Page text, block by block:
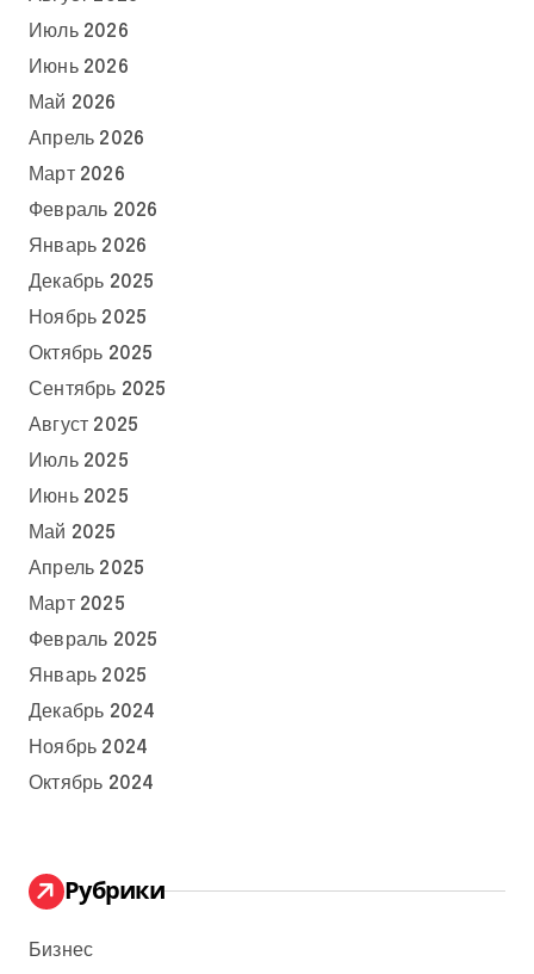
Июль 2026
Июнь 2026
Май 2026
Апрель 2026
Март 2026
Февраль 2026
Январь 2026
Декабрь 2025
Ноябрь 2025
Октябрь 2025
Сентябрь 2025
Август 2025
Июль 2025
Июнь 2025
Май 2025
Апрель 2025
Март 2025
Февраль 2025
Январь 2025
Декабрь 2024
Ноябрь 2024
Октябрь 2024
Рубрики
Бизнес